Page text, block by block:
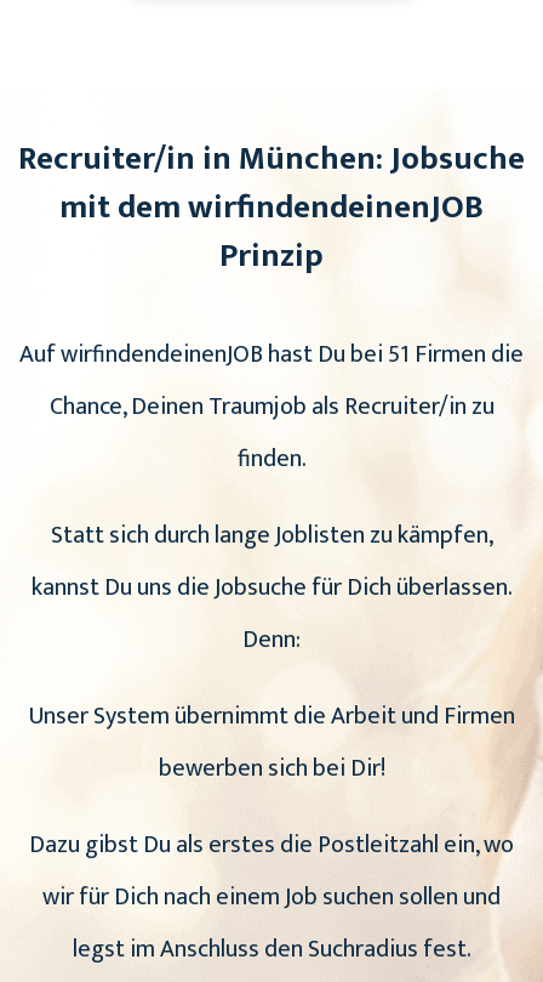
Recruiter/in in München: Jobsuche
mit dem wirfindendeinenJOB
Prinzip
Auf wirfindendeinenJOB hast Du bei 51 Firmen die
Chance, Deinen Traumjob als Recruiter/in zu
finden.
Statt sich durch lange Joblisten zu kämpfen,
kannst Du uns die Jobsuche für Dich überlassen.
Denn:
Unser System übernimmt die Arbeit und Firmen
bewerben sich bei Dir!
Dazu gibst Du als erstes die Postleitzahl ein, wo
wir für Dich nach einem Job suchen sollen und
legst im Anschluss den Suchradius fest.